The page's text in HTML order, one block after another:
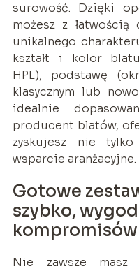
surowość. Dzięki
możesz z
unikalnego
kształt i kolor blatu
HPL), podstawę
klasycznym lub
idealnie
producent blatów,
zyskujesz nie
wsparcie aranżacyjne.
Gotowe
szybko,
kompromisów
Nie zawsze masz